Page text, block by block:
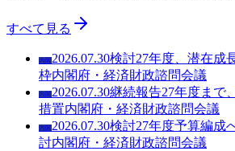
すべて見る
内閣2026.07.30検討27年度、潜在成
枠内閣府 ・ 経済財政諮問会議
内閣2026.07.30継続報告27年度まで
措置内閣府 ・ 経済財政諮問会議
内閣2026.07.30検討27年度予算編成
討内閣府 ・ 経済財政諮問会議